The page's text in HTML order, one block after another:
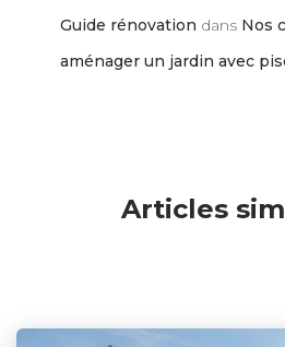
Guide rénovation dans Nos
aménager un jardin avec
Articles